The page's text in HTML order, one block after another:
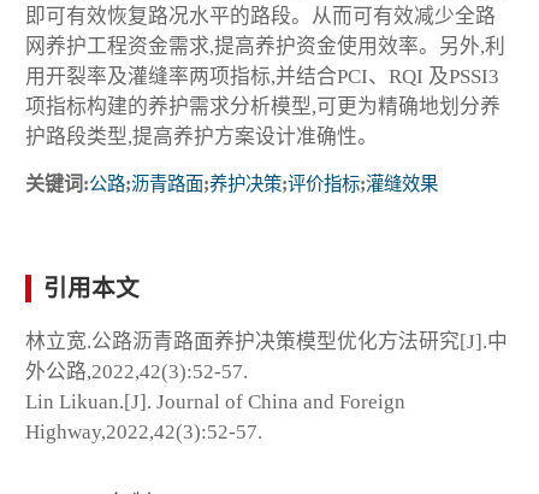
即可有效恢复路况水平的路段。从而可有效减少全路
网养护工程资金需求,提高养护资金使用效率。另外,利
用开裂率及灌缝率两项指标,并结合PCI、RQI 及PSSI3
项指标构建的养护需求分析模型,可更为精确地划分养
护路段类型,提高养护方案设计准确性。
关键词:公路;沥青路面;养护决策;评价指标;灌缝效果
引用本文
林立宽.公路沥青路面养护决策模型优化方法研究[J].中
外公路,2022,42(3):52-57.
Lin Likuan.[J]. Journal of China and Foreign
Highway,2022,42(3):52-57.